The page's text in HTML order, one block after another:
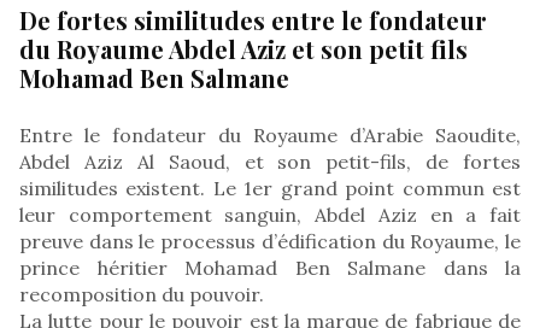
De fortes similitudes entre le fondateur
du Royaume Abdel Aziz et son petit fils
Mohamad Ben Salmane
Entre le fondateur du Royaume d’Arabie Saoudite,
Abdel Aziz Al Saoud, et son petit-fils, de fortes
similitudes existent. Le 1er grand point commun est
leur comportement sanguin, Abdel Aziz en a fait
preuve dans le processus d’édification du Royaume, le
prince héritier Mohamad Ben Salmane dans la
recomposition du pouvoir.
La lutte pour le pouvoir est la marque de fabrique de